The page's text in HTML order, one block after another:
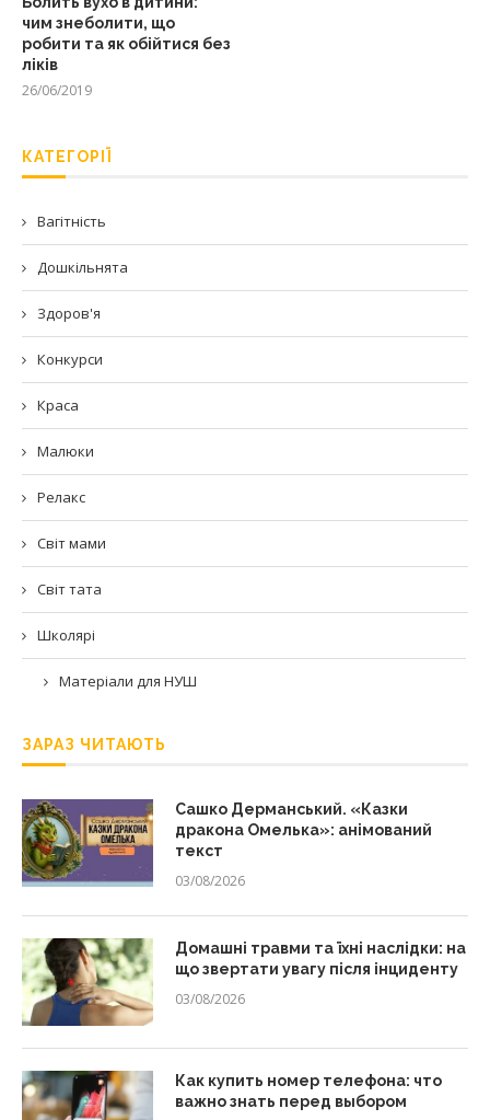
чим знеболити, що
робити та як обійтися без
ліків
26/06/2019
КАТЕГОРІЇ
Вагітність
Дошкільнята
Здоров'я
Конкурси
Краса
Малюки
Релакс
Світ мами
Світ тата
Школярі
Матеріали для НУШ
ЗАРАЗ ЧИТАЮТЬ
Сашко Дерманський. «Казки
дракона Омелька»: анімований
текст
03/08/2026
Домашні травми та їхні наслідки: на
що звертати увагу після інциденту
03/08/2026
Как купить номер телефона: что
важно знать перед выбором